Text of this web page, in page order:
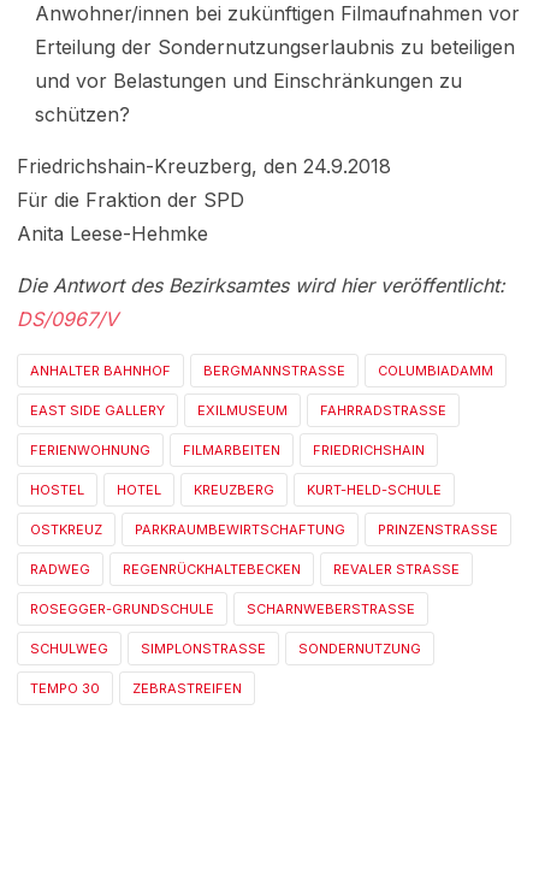
Anwohner/innen bei zukünftigen Filmaufnahmen vor
Erteilung der Sondernutzungserlaubnis zu beteiligen
und vor Belastungen und Einschränkungen zu
schützen?
Friedrichshain-Kreuzberg, den 24.9.2018
Für die Fraktion der SPD
Anita Leese-Hehmke
Die Antwort des Bezirksamtes wird hier veröffentlicht:
DS/0967/V
ANHALTER BAHNHOF BERGMANNSTRASSE COLUMBIADAMM
EAST SIDE GALLERY EXILMUSEUM FAHRRADSTRASSE
FERIENWOHNUNG FILMARBEITEN FRIEDRICHSHAIN
HOSTEL HOTEL KREUZBERG KURT-HELD-SCHULE
OSTKREUZ PARKRAUMBEWIRTSCHAFTUNG PRINZENSTRASSE
RADWEG REGENRÜCKHALTEBECKEN REVALER STRASSE
ROSEGGER-GRUNDSCHULE SCHARNWEBERSTRASSE
SCHULWEG SIMPLONSTRASSE SONDERNUTZUNG
TEMPO 30 ZEBRASTREIFEN